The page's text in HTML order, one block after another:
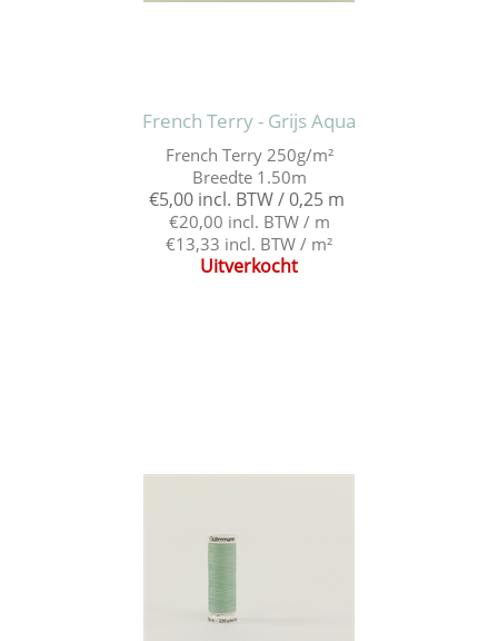
French Terry - Grijs Aqua
French Terry 250g/m²
Breedte 1.50m
€5,00 incl. BTW / 0,25 m
€20,00 incl. BTW / m
€13,33 incl. BTW / m²
Uitverkocht